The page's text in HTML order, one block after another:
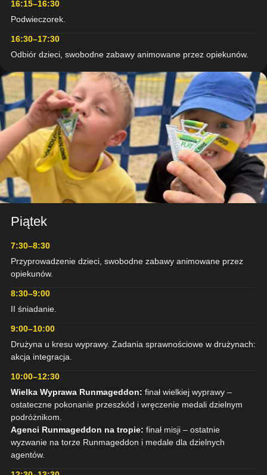
16:15–16:30
Podwieczorek.
16:30–17:30
Odbiór dzieci, swobodne zabawy animowane przez opiekunów.
DZIEŃ 5
WIELKI FINAŁ
Piątek
7:30–8:30
Przyprowadzenie dzieci, swobodne zabawy animowane przez
opiekunów.
8:30–9:00
II śniadanie.
9:00–10:00
Drużyna u kresu wyprawy. Zadania sprawnościowe w drużynach:
akcja integracja.
10:00–12:30
Wielka Wyprawa Runmageddon: finał wielkiej wyprawy –
ostateczne pokonanie przeszkód i wręczenie medali dzielnym
podróżnikom.
Agenci Runmageddon na tropie: finał misji – ostatnie
wyzwanie na torze Runmageddon i medale dla dzielnych
agentów.